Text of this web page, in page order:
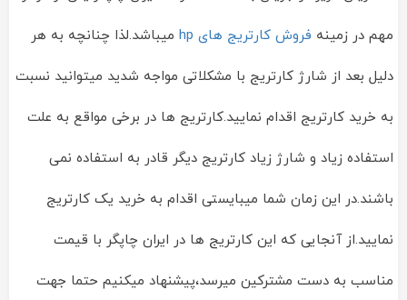
مهم در زمینه فروش کارتریج های hp میباشد.لذا چنانچه به هر
دلیل بعد از شارژ کارتریج با مشکلاتی مواجه شدید میتوانید نسبت
به خرید کارتریج اقدام نمایید.کارتریج ها در برخی مواقع به علت
استفاده زیاد و شارژ زیاد کارتریج دیگر قادر به استفاده نمی
باشند.در این زمان شما میبایستی اقدام به خرید یک کارتریج
نمایید.از آنجایی که این کارتریج ها در ایران چاپگر با قیمت
مناسب به دست مشترکین میرسد،پیشنهاد میکنیم حتما جهت